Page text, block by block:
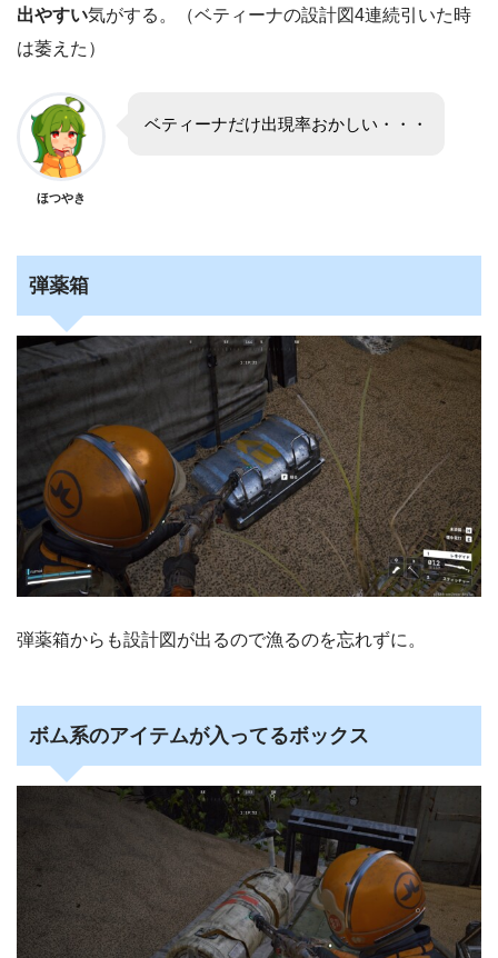
出やすい気がする。（ベティーナの設計図4連続引いた時
は萎えた）
ほつやき
ベティーナだけ出現率おかしい・・・
弾薬箱
弾薬箱からも設計図が出るので漁るのを忘れずに。
ボム系のアイテムが入ってるボックス